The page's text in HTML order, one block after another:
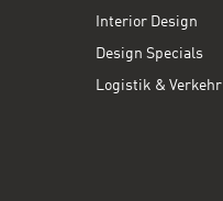
Interior Design
Design Specials
Logistik & Verkehr